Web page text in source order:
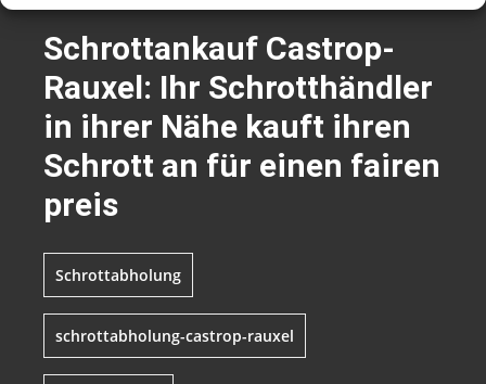
Schrottankauf Castrop-
Rauxel: Ihr Schrotthändler
in ihrer Nähe kauft ihren
Schrott an für einen fairen
preis
Schrottabholung
schrottabholung-castrop-rauxel